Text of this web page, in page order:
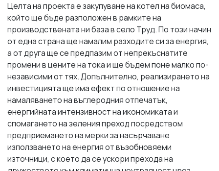
Целта на проекта е закупуване на котел на биомаса,
който ще бъде разположен в рамките на
производствената ни база в село Труд. По този начин
от една страна ще намалим разходите си за енергия,
а от друга ще се предпазим от непрекъснатите
промени в цените на тока и ще бъдем поне малко по-
независими от тях. Допълнително, реализирането на
инвестицията ще има ефект по отношение на
намаляването на въглеродния отпечатък,
енергийната интензивност на икономиката и
спомагането на зеления преход посредством
предприемането на мерки за насърчаване
използването на енергия от възобновяеми
източници, с което да се ускори прехода на